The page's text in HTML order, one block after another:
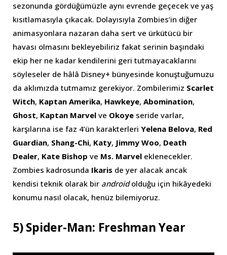
sezonunda gördüğümüzle aynı evrende geçecek ve yaş
kısıtlamasıyla çıkacak. Dolayısıyla Zombies’in diğer
animasyonlara nazaran daha sert ve ürkütücü bir
havası olmasını bekleyebiliriz fakat serinin başındaki
ekip her ne kadar kendilerini geri tutmayacaklarını
söyleseler de hâlâ Disney+ bünyesinde konuştuğumuzu
da aklımızda tutmamız gerekiyor. Zombilerimiz Scarlet
Witch, Kaptan Amerika, Hawkeye, Abomination,
Ghost, Kaptan Marvel ve Okoye seride varlar,
karşılarına ise faz 4’ün karakterleri Yelena Belova, Red
Guardian, Shang-Chi, Katy, Jimmy Woo, Death
Dealer, Kate Bishop ve Ms. Marvel eklenecekler.
Zombies kadrosunda Ikaris de yer alacak ancak
kendisi teknik olarak bir androidolduğu için hikâyedeki
konumu nasıl olacak, henüz bilemiyoruz.
5) Spider-Man: Freshman Year